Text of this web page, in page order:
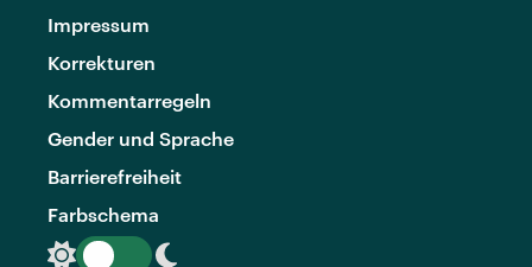
Impressum
Korrekturen
Kommentarregeln
Gender und Sprache
Barrierefreiheit
Farbschema